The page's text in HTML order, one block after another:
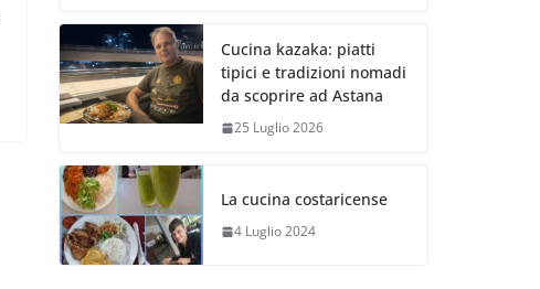
Cucina kazaka: piatti
tipici e tradizioni nomadi
da scoprire ad Astana
25 Luglio 2026
La cucina costaricense
4 Luglio 2024